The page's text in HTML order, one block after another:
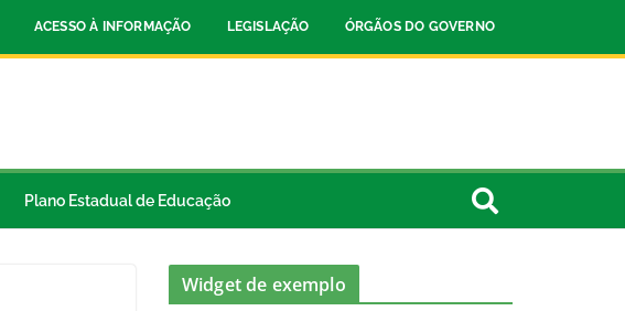
ACESSO À INFORMAÇÃO LEGISLAÇÃO ÓRGÃOS DO GOVERNO
Plano Estadual de Educação
Widget de exemplo